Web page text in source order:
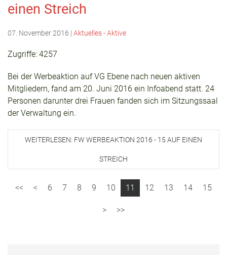
einen Streich
07. November 2016 | Aktuelles - Aktive
Zugriffe: 4257
Bei der Werbeaktion auf VG Ebene nach neuen aktiven
Mitgliedern, fand am 20. Juni 2016 ein Infoabend statt. 24
Personen darunter drei Frauen fanden sich im Sitzungssaal
der Verwaltung ein.
WEITERLESEN: FW WERBEAKTION 2016 - 15 AUF EINEN
STREICH
6 7 8 9 10 11 12 13 14 15